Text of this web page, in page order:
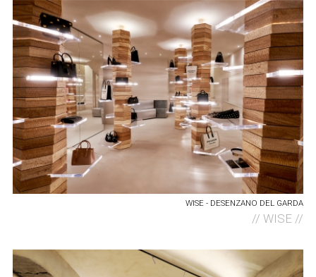
WISE - DESENZANO DEL GARDA
//WISE //